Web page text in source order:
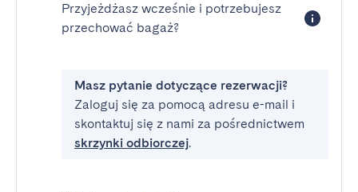
Przyjeżdżasz wcześnie i potrzebujesz
przechować bagaż?
Masz pytanie dotyczące rezerwacji?
Zaloguj się za pomocą adresu e-mail i
skontaktuj się z nami za pośrednictwem
skrzynki odbiorczej.